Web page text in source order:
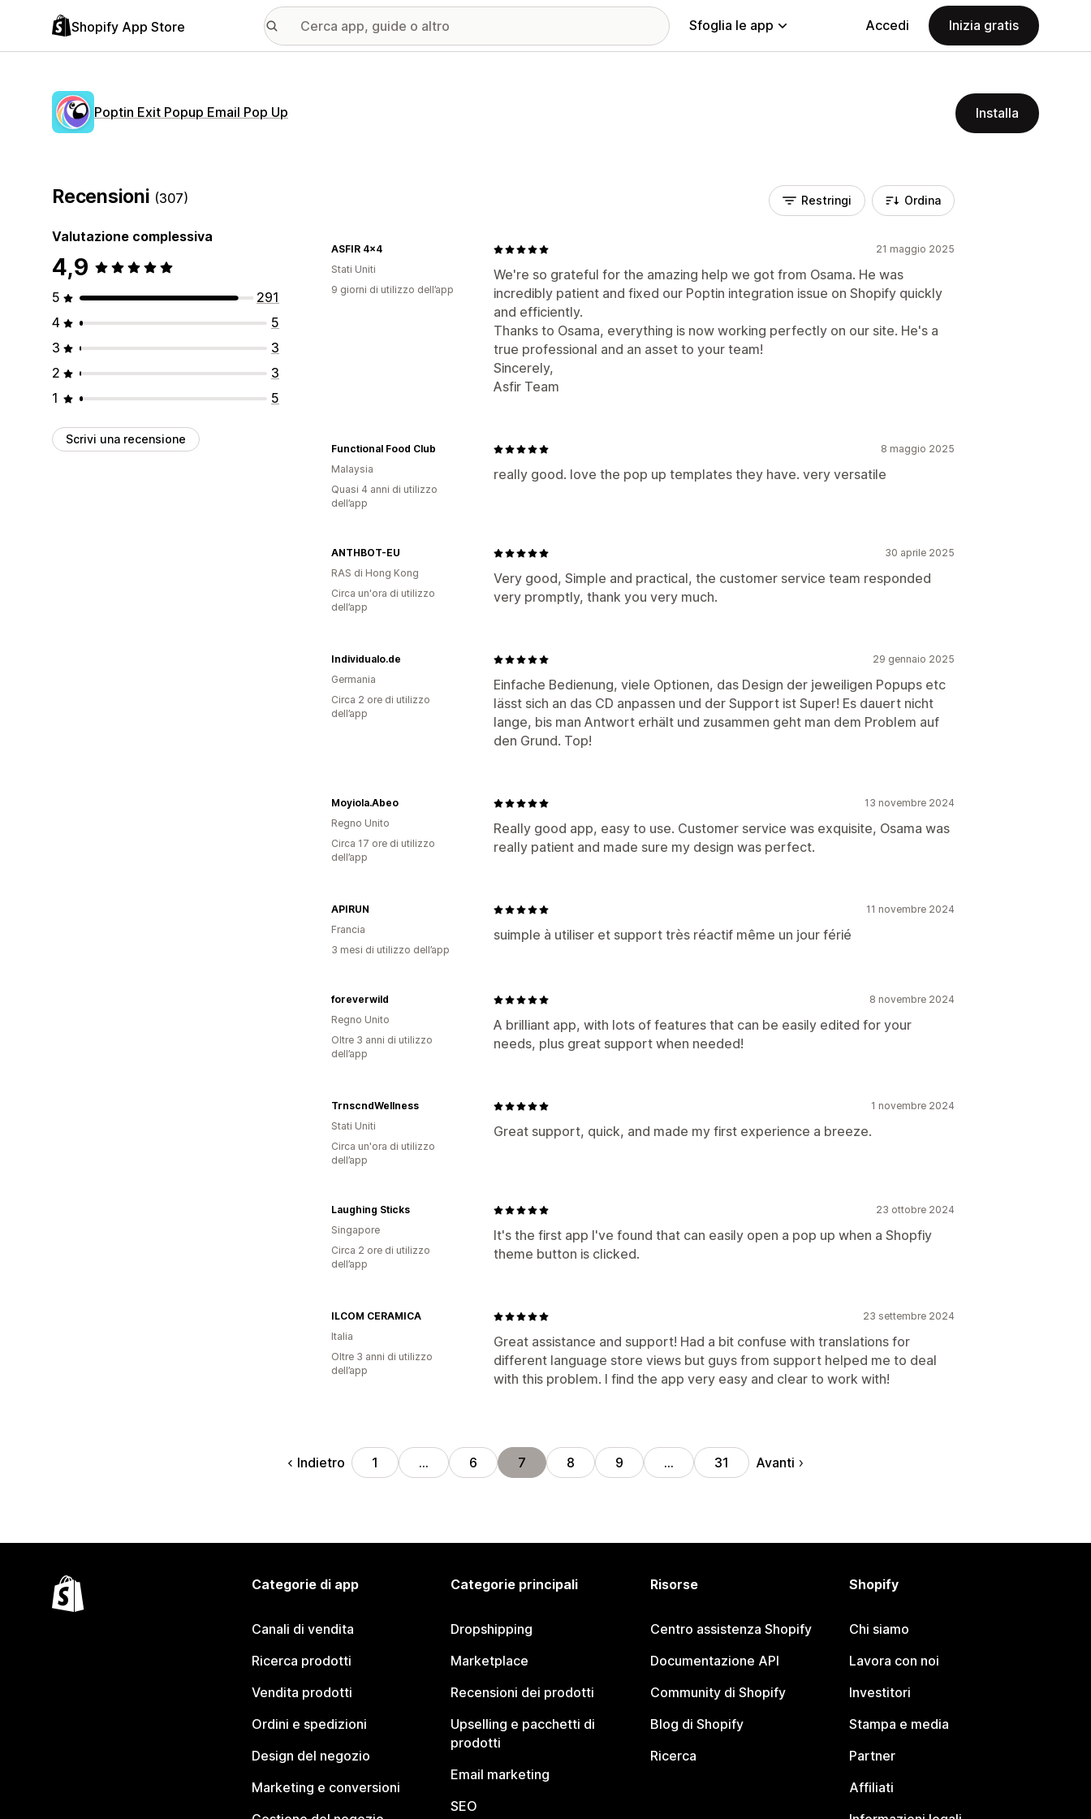
Shopify App Store Sfoglia le app Accedi Inizia gratis
Poptin Exit Popup Email Pop Up Installa
Recensioni (307)
Valutazione complessiva
4,9
5
291
4
5
3
3
2
3
1
5
Scrivi una recensione
Restringi Ordina
21 maggio 2025
We're so grateful for the amazing help we got from Osama. He was
incredibly patient and fixed our Poptin integration issue on Shopify quickly
and efficiently.
Thanks to Osama, everything is now working perfectly on our site. He's a
true professional and an asset to your team!
Sincerely,
Asfir Team
ASFIR 4x4
Stati Uniti
9 giorni di utilizzo dell’app
8 maggio 2025
really good. love the pop up templates they have. very versatile
Functional Food Club
Malaysia
Quasi 4 anni di utilizzo
dell’app
30 aprile 2025
Very good, Simple and practical, the customer service team responded
very promptly, thank you very much.
ANTHBOT-EU
RAS di Hong Kong
Circa un'ora di utilizzo
dell’app
29 gennaio 2025
Einfache Bedienung, viele Optionen, das Design der jeweiligen Popups etc
lässt sich an das CD anpassen und der Support ist Super! Es dauert nicht
lange, bis man Antwort erhält und zusammen geht man dem Problem auf
den Grund. Top!
Individualo.de
Germania
Circa 2 ore di utilizzo
dell’app
13 novembre 2024
Really good app, easy to use. Customer service was exquisite, Osama was
really patient and made sure my design was perfect.
Moyiola.Abeo
Regno Unito
Circa 17 ore di utilizzo
dell’app
11 novembre 2024
suimple à utiliser et support très réactif même un jour férié
APIRUN
Francia
3 mesi di utilizzo dell’app
8 novembre 2024
A brilliant app, with lots of features that can be easily edited for your
needs, plus great support when needed!
foreverwild
Regno Unito
Oltre 3 anni di utilizzo
dell’app
1 novembre 2024
Great support, quick, and made my first experience a breeze.
TrnscndWellness
Stati Uniti
Circa un'ora di utilizzo
dell’app
23 ottobre 2024
It's the first app I've found that can easily open a pop up when a Shopfiy
theme button is clicked.
Laughing Sticks
Singapore
Circa 2 ore di utilizzo
dell’app
23 settembre 2024
Great assistance and support! Had a bit confuse with translations for
different language store views but guys from support helped me to deal
with this problem. I find the app very easy and clear to work with!
ILCOM CERAMICA
Italia
Oltre 3 anni di utilizzo
dell’app
Indietro 1 … 6 7 8 9 … 31 Avanti
Categorie di app
Canali di vendita
Ricerca prodotti
Vendita prodotti
Ordini e spedizioni
Design del negozio
Marketing e conversioni
Categorie principali
Dropshipping
Marketplace
Recensioni dei prodotti
Upselling e pacchetti di
prodotti
Email marketing
SEO
Risorse
Centro assistenza Shopify
Documentazione API
Community di Shopify
Blog di Shopify
Ricerca
Shopify
Chi siamo
Lavora con noi
Investitori
Stampa e media
Partner
Affiliati